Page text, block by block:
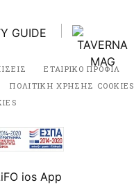
ΕΤΑΙΡΙΚΟ ΠΡΟΦΙΛ
ΠΟΛΙΤΙΚΗ ΧΡΗΣΗΣ COOKIES